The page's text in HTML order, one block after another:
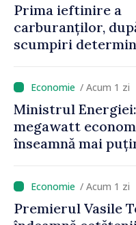
Prima ieftinire a
carburanților,
scumpiri
anunță prețuri mai
benzină și motorină
/ Acum 1 zi
Ministrul
megawatt
înseamnă mai
ridicate”
/ Acum 1 zi
Premierul Vasile